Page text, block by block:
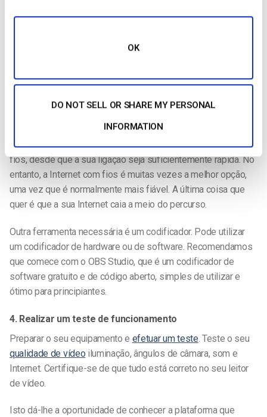
OK
DO NOT SELL OR SHARE MY PERSONAL
INFORMATION
transmissão em direto, uma única câmara num tripé deve ser
de transmissão em direto recomendadas
A sua câmara pode ou não ter um microfone incorporado
eficaz. Um simples microfone que se prende à lapela do
Pode transmitir em direto através da Internet com ou sem
fios, desde que a sua ligação seja suficientemente rápida. No
entanto, a Internet com fios é muitas vezes a melhor opção,
uma vez que é normalmente mais fiável. A última coisa que
quer é que a sua Internet caia a meio do percurso.
Outra ferramenta necessária é um codificador. Pode utilizar
um codificador de hardware ou de software. Recomendamos
que comece com o OBS Studio, que é um codificador de
software gratuito e de código aberto, simples de utilizar e
ótimo para principiantes.
4. Realizar um teste de funcionamento
Preparar o seu equipamento e efetuar um teste . Teste o seu
qualidade de vídeo iluminação, ângulos de câmara, som e
Internet. Certifique-se de que tudo está correto no seu leitor
de vídeo.
Isto dá-lhe a oportunidade de conhecer a plataforma que